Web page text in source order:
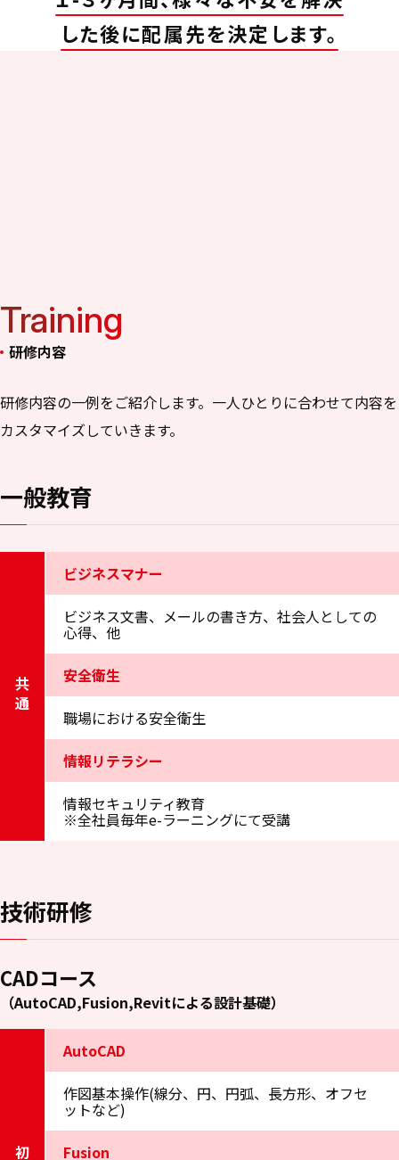
した後に配属先を決定します。
研修内容
Training
研修内容の一例をご紹介します。一人ひとりに合わせて内容を
カスタマイズしていきます。
一般教育
共通
ビジネスマナー
ビジネス文書、メールの書き方、社会人としての
心得、他
安全衛生
職場における安全衛生
情報リテラシー
情報セキュリティ教育
※全社員毎年e-ラーニングにて受講
技術研修
CADコース
（AutoCAD,Fusion,Revitによる設計基礎）
AutoCAD
作図基本操作(線分、円、円弧、長方形、オフセ
ットなど)
Fusion